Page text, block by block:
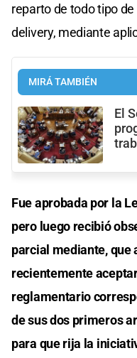
reparto de todo tipo
delivery, mediante
MIRÁ TAMBIÉN
El
Fue aprobada por la
pero luego recibió
parcial mediante, que
recientemente
reglamentario
de sus dos primeros
para que rija la